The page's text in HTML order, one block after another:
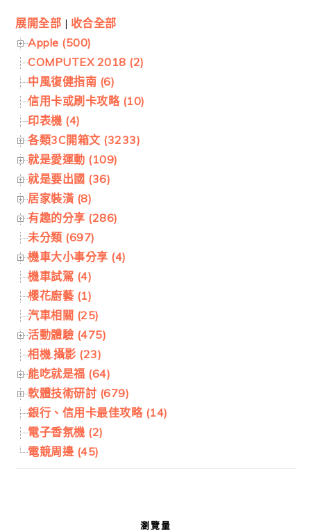
展開全部 | 收合全部
Apple (500)
COMPUTEX 2018 (2)
中風復健指南 (6)
信用卡或刷卡攻略 (10)
印表機 (4)
各類3C開箱文 (3233)
就是愛運動 (109)
就是要出國 (36)
居家裝潢 (8)
有趣的分享 (286)
未分類 (697)
機車大小事分享 (4)
機車試駕 (4)
櫻花廚藝 (1)
汽車相關 (25)
活動體驗 (475)
相機.攝影 (23)
能吃就是福 (64)
軟體技術研討 (679)
銀行、信用卡最佳攻略 (14)
電子香氛機 (2)
電競周邊 (45)
瀏覽量